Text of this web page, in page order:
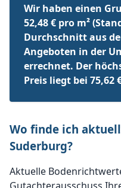
Wir haben einen
52,48 € pro m²
Durchschnitt aus
Angeboten in der
errechnet. Der
Preis liegt bei 75,62
Wo finde ich
Suderburg?
Aktuelle